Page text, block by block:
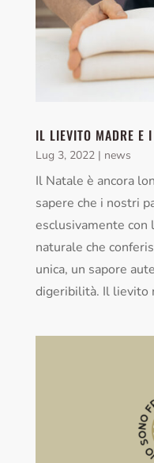
IL LIEVITO MADRE E
Lug 3, 2022| news
Il Natale è ancora
sapere che i nostri
esclusivamente
naturale che
unica, un sapore
digeribilità. Il lievito